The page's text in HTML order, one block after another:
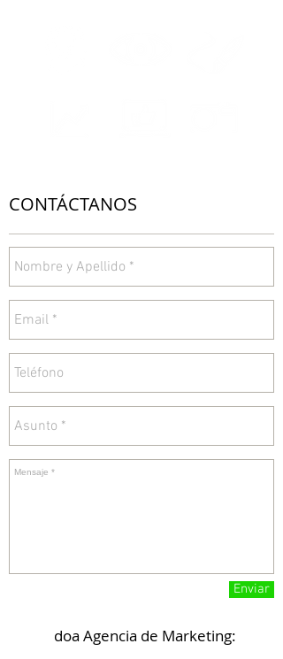
CONTÁCTANOS
Enviar
doa Agencia de Marketing: